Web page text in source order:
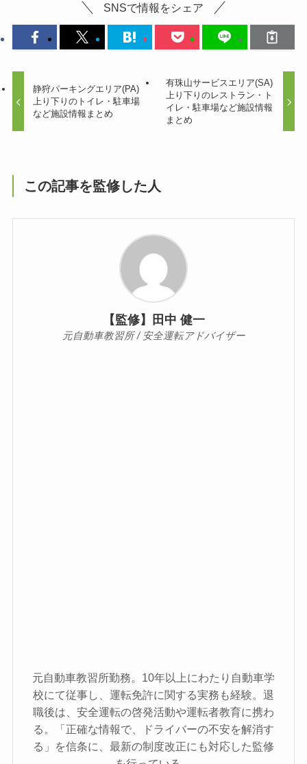
SNSで情報をシェア
静狩パーキングエリア(PA)
上り下りのトイレ・駐車場
など施設情報まとめ
有珠山サービスエリア(SA)
上り下りのレストラン・ト
イレ・駐車場など施設情報
まとめ
この記事を監修した人
【監修】田中 健一
元自動車教習所 / 安全運転アドバイザー
元自動車教習所勤務。10年以上にわたり自動車学
校にて従事し、運転免許に関する実務も経験。退
職後は、安全運転の啓発活動や運転者教育に携わ
る。「正確な情報で、ドライバーの不安を解消す
る」を信条に、最新の制度改正にも対応した監修